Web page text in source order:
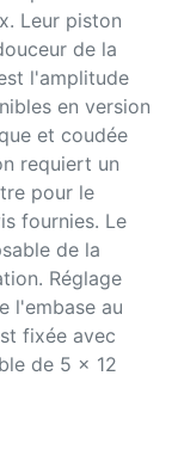
Leur piston
de la
l'amplitude
en version
et coudée
requiert un
pour le
fournies. Le
de la
Réglage
l'embase au
fixée avec
de 5 x 12